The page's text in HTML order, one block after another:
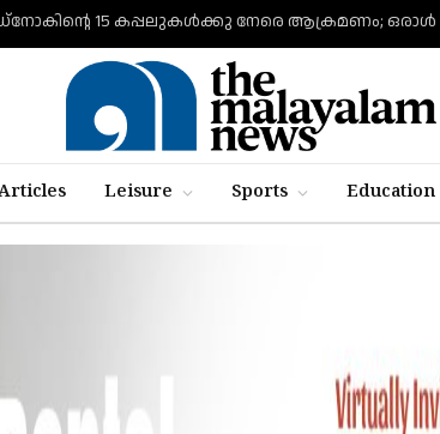
15 കപ്പലുകള്‍ക്കു നേരെ ആക്രമണം; ഒരാള്‍
Leisure Sports Education